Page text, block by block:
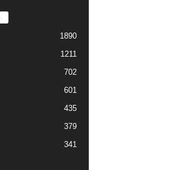
1890
1211
702
601
435
379
341